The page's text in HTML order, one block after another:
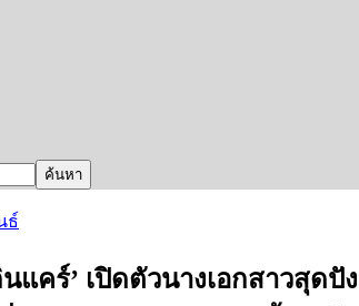
ธ์
แคร์’ เปิดตัวนางเอกสาวสุด